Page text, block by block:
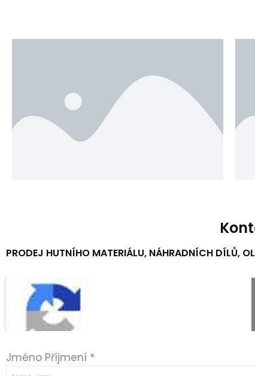
PRODEJ HUTNÍHO MATERIÁLU, NÁHRADNÍCH DÍLŮ,
Jméno Příjmení *